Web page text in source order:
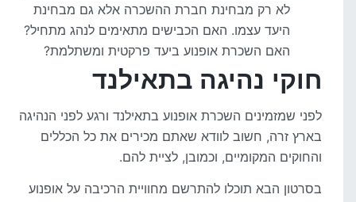
לא רק מבחינת חברת ההשכרה אלא גם מבחינת
היעד עצמו. האם הכבישים מתאימים לנהג מתחיל?
האם השכרת אופנוע ביעד פרקטית ומשתלמת?
חוקי נהיגה בתאילנד
לפני שמזמינים השכרת אופנוע בתאילנד ורגע לפני הנהיגה
בארץ זרה, חשוב לוודא שאתם מכירים את כל הכללים
והחוקים המקומיים, וכמובן, לציית להם.
בסרטון הבא תוכלו להתרשם מחוויית הרכיבה על אופנוע